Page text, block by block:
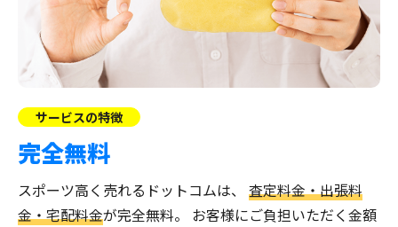
サービスの特徴
完全無料
スポーツ高く売れるドットコムは、 査定料金・出張料
金・宅配料金が完全無料。 お客様にご負担いただく金額